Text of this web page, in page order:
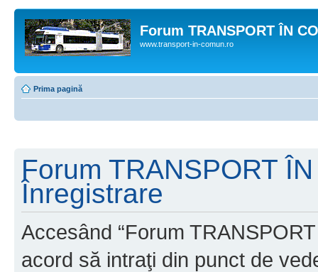
Forum TRANSPORT ÎN
www.transport-in-comun.ro
Prima pagină
Forum TRANSPORT
Înregistrare
Accesând “Forum
acord să intraţi din punct de